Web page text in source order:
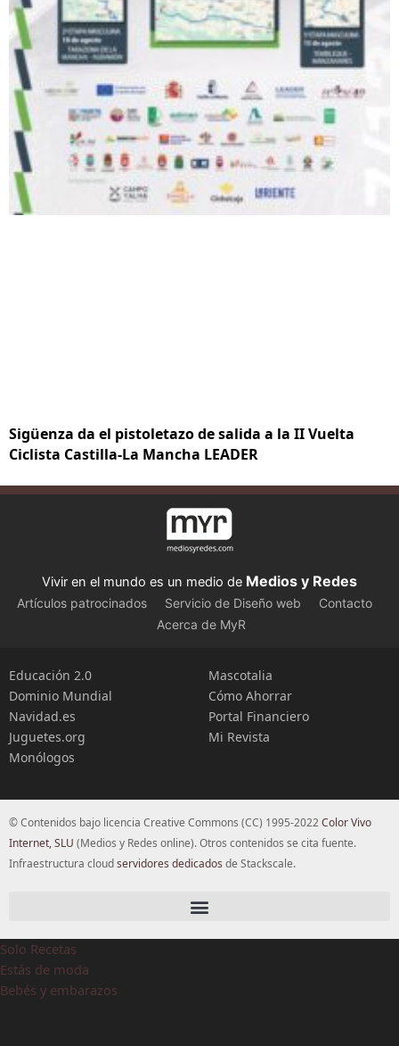
Sigüenza da el pistoletazo de salida a la II Vuelta
Ciclista Castilla-La Mancha LEADER
Vivir en el mundo es un medio de Medios y Redes
Artículos patrocinados Servicio de Diseño web
Contacto
Acerca de MyR
Educación 2.0
Dominio Mundial
Navidad.es
Juguetes.org
Monólogos
Mascotalia
Cómo Ahorrar
Portal Financiero
Mi Revista
© Contenidos bajo licencia Creative Commons (CC) 1995-2022Color Vivo
Internet, SLU (Medios y Redes online). Otros contenidos se cita fuente.
Infraestructura cloudservidores dedicados de Stackscale.
Solo Recetas
Estás de moda
Bebés y embarazos